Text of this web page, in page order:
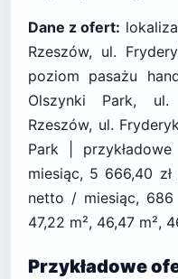
Dane z ofert:
Rzeszów, ul.
poziom pasażu
Olszynki Park, ul.
Rzeszów, ul.
Park |
miesiąc, 5 666,40
netto / miesiąc, 686
47,22 m², 46,47 m²,
Przykładowe